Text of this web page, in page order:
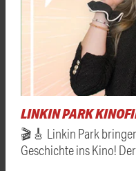
LINKIN PARK
🎬🎸 Linkin Park
Geschichte ins Kino!